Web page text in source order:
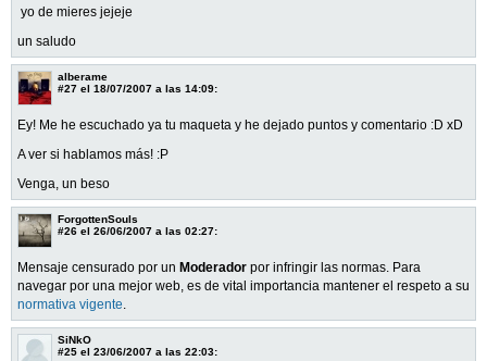
yo de mieres jejeje
un saludo
alberame
#27 el 18/07/2007 a las 14:09:
Ey! Me he escuchado ya tu maqueta y he dejado puntos y comentario :D xD
A ver si hablamos más! :P
Venga, un beso
ForgottenSouls
#26 el 26/06/2007 a las 02:27:
Mensaje censurado por un Moderador por infringir las normas. Para
navegar por una mejor web, es de vital importancia mantener el respeto a su
normativa vigente
SiNkO
#25 el 23/06/2007 a las 22:03: